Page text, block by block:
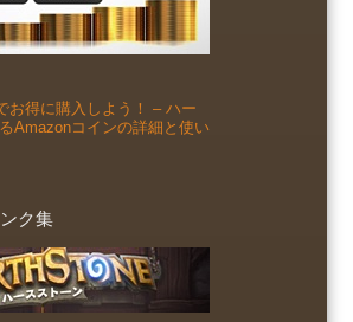
お得に購入しよう！ – ハー
Amazonコインの詳細と使い
ク集